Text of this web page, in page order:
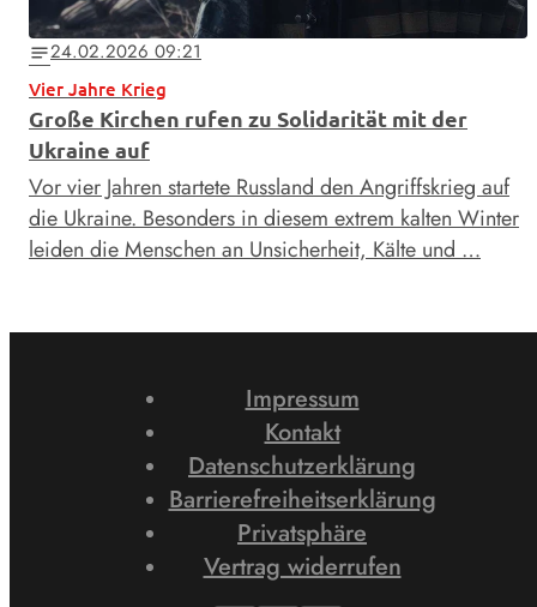
notes24.02.2026 09:21
Vier Jahre Krieg
Große Kirchen rufen zu Solidarität mit der
Ukraine auf
Vor vier Jahren startete Russland den Angriffskrieg auf
die Ukraine. Besonders in diesem extrem kalten Winter
leiden die Menschen an Unsicherheit, Kälte und …
Impressum
Kontakt
Datenschutzerklärung
Barrierefreiheitserklärung
Privatsphäre
Vertrag widerrufen